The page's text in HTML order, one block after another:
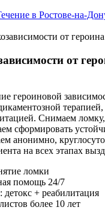
в Ростове-на-
от героина
от
героиновой
Снимаем
сформировать
анонимно,
на всех этапах
ломки
помощь 24/7
+ реабилитация
более 10 лет